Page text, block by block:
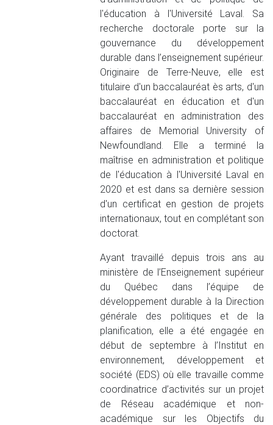
l'éducation à l'Université Laval. Sa
recherche doctorale porte sur la
gouvernance du développement
durable dans l’enseignement supérieur.
Originaire de Terre-Neuve, elle est
titulaire d'un baccalauréat ès arts, d'un
baccalauréat en éducation et d'un
baccalauréat en administration des
affaires de Memorial University of
Newfoundland. Elle a terminé la
maîtrise en administration et politique
de l'éducation à l'Université Laval en
2020 et est dans sa dernière session
d'un certificat en gestion de projets
internationaux, tout en complétant son
doctorat.
Ayant travaillé depuis trois ans au
ministère de l’Enseignement supérieur
du Québec dans l’équipe de
développement durable à la Direction
générale des politiques et de la
planification, elle a été engagée en
début de septembre à l’Institut en
environnement, développement et
société (EDS) où elle travaille comme
coordinatrice d’activités sur un projet
de Réseau académique et non-
académique sur les Objectifs du